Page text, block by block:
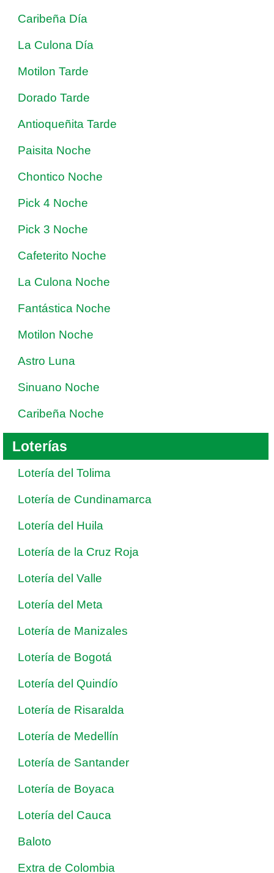
Caribeña Día
La Culona Día
Motilon Tarde
Dorado Tarde
Antioqueñita Tarde
Paisita Noche
Chontico Noche
Pick 4 Noche
Pick 3 Noche
Cafeterito Noche
La Culona Noche
Fantástica Noche
Motilon Noche
Astro Luna
Sinuano Noche
Caribeña Noche
Loterías
Lotería del Tolima
Lotería de Cundinamarca
Lotería del Huila
Lotería de la Cruz Roja
Lotería del Valle
Lotería del Meta
Lotería de Manizales
Lotería de Bogotá
Lotería del Quindío
Lotería de Risaralda
Lotería de Medellín
Lotería de Santander
Lotería de Boyaca
Lotería del Cauca
Baloto
Extra de Colombia